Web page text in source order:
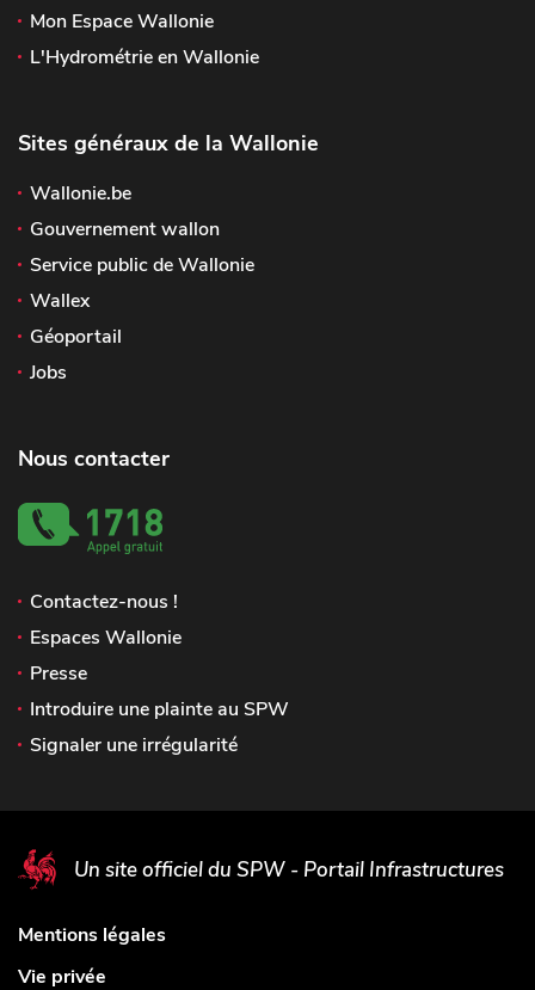
Mon Espace Wallonie
L'Hydrométrie en Wallonie
Sites généraux de la Wallonie
Wallonie.be
Gouvernement wallon
Service public de Wallonie
Wallex
Géoportail
Jobs
Nous contacter
Contactez-nous !
Espaces Wallonie
Presse
Introduire une plainte au SPW
Signaler une irrégularité
Un site officiel du SPW - Portail Infrastructures
Mentions légales
Vie privée